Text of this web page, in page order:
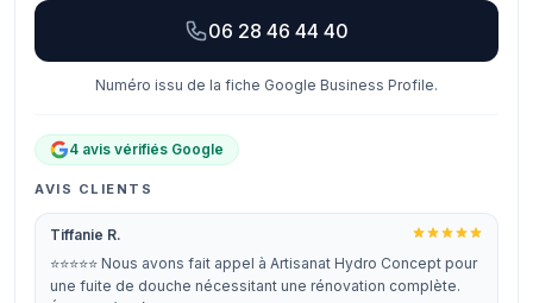
06 28 46 44 40
Numéro issu de la fiche Google Business Profile.
4 avis vérifiés Google
AVIS CLIENTS
Tiffanie R.
⭐️⭐️⭐️⭐️⭐️ Nous avons fait appel à Artisanat Hydro Concept pour
une fuite de douche nécessitant une rénovation complète.